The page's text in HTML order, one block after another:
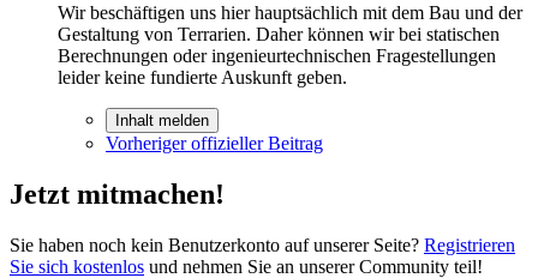
Wir beschäftigen uns hier hauptsächlich mit dem Bau und der
Gestaltung von Terrarien. Daher können wir bei statischen
Berechnungen oder ingenieurtechnischen Fragestellungen
leider keine fundierte Auskunft geben.
Inhalt melden
Vorheriger offizieller Beitrag
Jetzt mitmachen!
Sie haben noch kein Benutzerkonto auf unserer Seite? Registrieren
Sie sich kostenlos und nehmen Sie an unserer Community teil!